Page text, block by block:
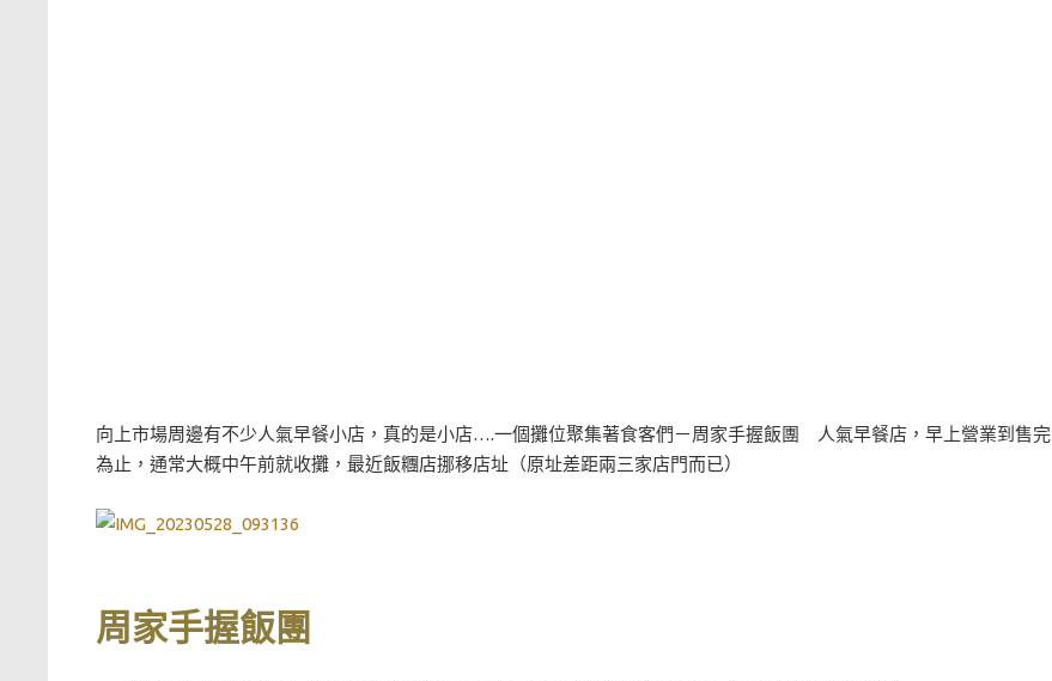
向上市場周邊有不少人氣早餐小店，真的是小店….一個攤位聚集著食客們－周家手握飯團 人氣早餐店，早上營業到售完
為止，通常大概中午前就收攤，最近飯糰店挪移店址（原址差距兩三家店門而已）
周家手握飯團